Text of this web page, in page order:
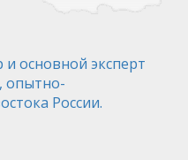
основной эксперт
опытно-
России.